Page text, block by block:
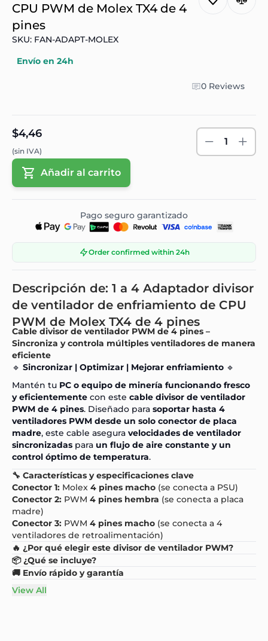
CPU PWM de Molex TX4 de 4
pines
SKU: FAN-ADAPT-MOLEX
Envío en 24h
0 Reviews
$4,46
(sin IVA)
1
Añadir al carrito
Pago seguro garantizado
Order confirmed within 24h
Descripción de: 1 a 4 Adaptador divisor
de ventilador de enfriamiento de CPU
PWM de Molex TX4 de 4 pines
Cable divisor de ventilador PWM de 4 pines –
Sincroniza y controla múltiples ventiladores de manera
eficiente
🔹 Sincronizar | Optimizar | Mejorar enfriamiento 🔹
Mantén tu PC o equipo de minería funcionando fresco
y eficientemente con este cable divisor de ventilador
PWM de 4 pines. Diseñado para soportar hasta 4
ventiladores PWM desde un solo conector de placa
madre, este cable asegura velocidades de ventilador
sincronizadas para un flujo de aire constante y un
control óptimo de temperatura.
🔧 Características y especificaciones clave
Conector 1: Molex 4 pines macho (se conecta a PSU)
Conector 2: PWM 4 pines hembra (se conecta a placa
madre)
Conector 3: PWM 4 pines macho (se conecta a 4
ventiladores de retroalimentación)
🔥 ¿Por qué elegir este divisor de ventilador PWM?
📦 ¿Qué se incluye?
🚚 Envío rápido y garantía
View All